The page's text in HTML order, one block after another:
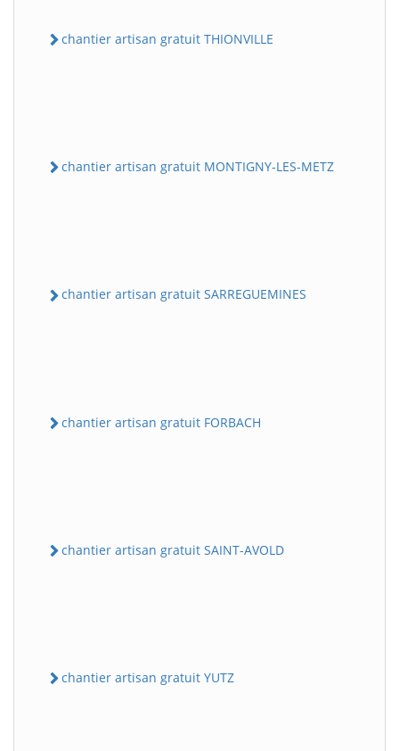
chantier artisan gratuit THIONVILLE
chantier artisan gratuit MONTIGNY-LES-METZ
chantier artisan gratuit SARREGUEMINES
chantier artisan gratuit FORBACH
chantier artisan gratuit SAINT-AVOLD
chantier artisan gratuit YUTZ